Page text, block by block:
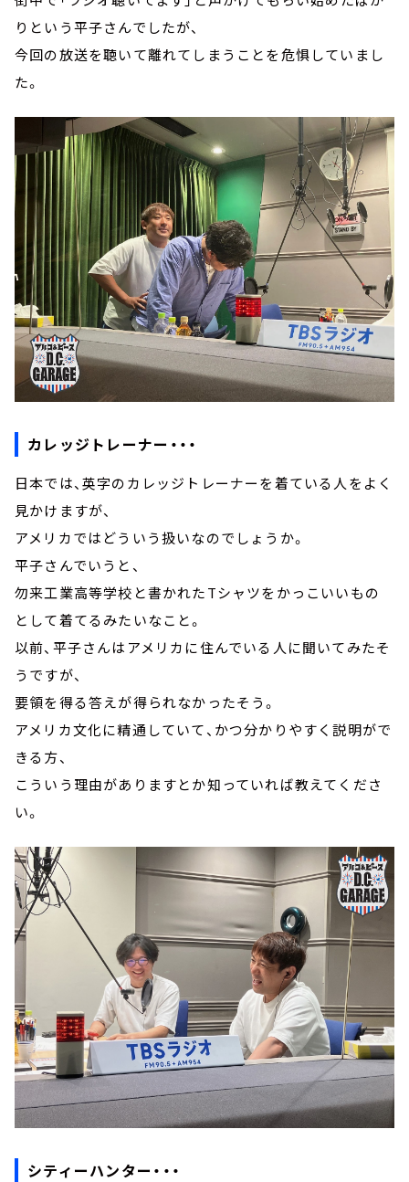
りという平子さんでしたが、
今回の放送を聴いて離れてしまうことを危惧していまし
た。
カレッジトレーナー・・・
日本では、英字のカレッジトレーナーを着ている人をよく
見かけますが、
アメリカではどういう扱いなのでしょうか。
平子さんでいうと、
勿来工業高等学校と書かれたTシャツをかっこいいもの
として着てるみたいなこと。
以前、平子さんはアメリカに住んでいる人に聞いてみたそ
うですが、
要領を得る答えが得られなかったそう。
アメリカ文化に精通していて、かつ分かりやすく説明がで
きる方、
こういう理由がありますとか知っていれば教えてくださ
い。
シティーハンター・・・